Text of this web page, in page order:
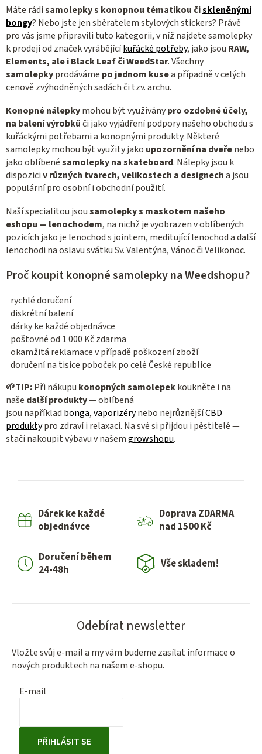
d
a
c
í
p
r
v
k
y
v
ý
p
i
s
u
Máte rádisamolepky s konopnou tématikou čiskleněnými
bongy? Nebo jste jen sběratelem stylových stickers? Právě
pro vás jsme připravili tuto kategorii, v níž najdete samolepky
k prodeji od značek vyrábějícíkuřácké potřeby, jako jsou RAW,
Elements, ale i Black Leaf či WeedStar. Všechny
samolepkyprodáváme po jednom kusea případně v celých
cenově zvýhodněných sadách či tzv. archu.
Konopné nálepkymohou být využíványpro ozdobné účely,
na balení výrobkůči jako vyjádření podpory našeho obchodu s
kuřáckými potřebami a konopnými produkty. Některé
samolepky mohou být využity jako upozornění na dveřenebo
jako oblíbenésamolepky na skateboard. Nálepky jsou k
dispoziciv různých tvarech, velikostech a designecha jsou
populární pro osobní i obchodní použití.
Naší specialitou jsousamolepky s maskotem našeho
eshopu — lenochodem, na nichž je vyobrazen v oblíbených
pozicích jako je lenochod s jointem, meditující lenochod a další
lenochodi na oslavu svátku Sv. Valentýna, Vánoc či Velikonoc.
Proč koupit konopné samolepky na Weedshopu?
rychlé doručení
diskrétní balení
dárky ke každé objednávce
poštovné od 1 000 Kč zdarma
okamžitá reklamace v případě poškození zboží
doručení na tisíce poboček po celé České republice
🌱TIP:Při nákupu konopných samolepekkoukněte i na
naše další produkty— oblíbená
jsou například bonga,vaporizérynebo nejrůznějšíCBD
produktypro zdraví i relaxaci. Na své si přijdou i pěstitelé —
stačí nakoupit výbavu v našemgrowshopu.
Dárek ke každé
objednávce
Doprava ZDARMA
nad 1500 Kč
Doručení během
24-48h
Vše skladem!
Odebírat newsletter
Vložte svůj e-mail a my vám budeme zasílat informace o
nových produktech na našem e-shopu.
E-mail
PŘIHLÁSIT SE